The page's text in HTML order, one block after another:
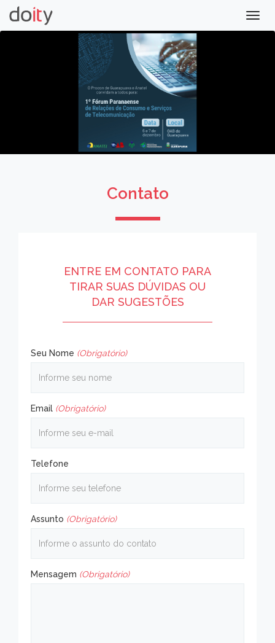
Contato
ENTRE EM CONTATO PARA
TIRAR SUAS DÚVIDAS OU
DAR SUGESTÕES
Seu Nome (Obrigatório)
Email (Obrigatório)
Telefone
Assunto (Obrigatório)
Mensagem (Obrigatório)